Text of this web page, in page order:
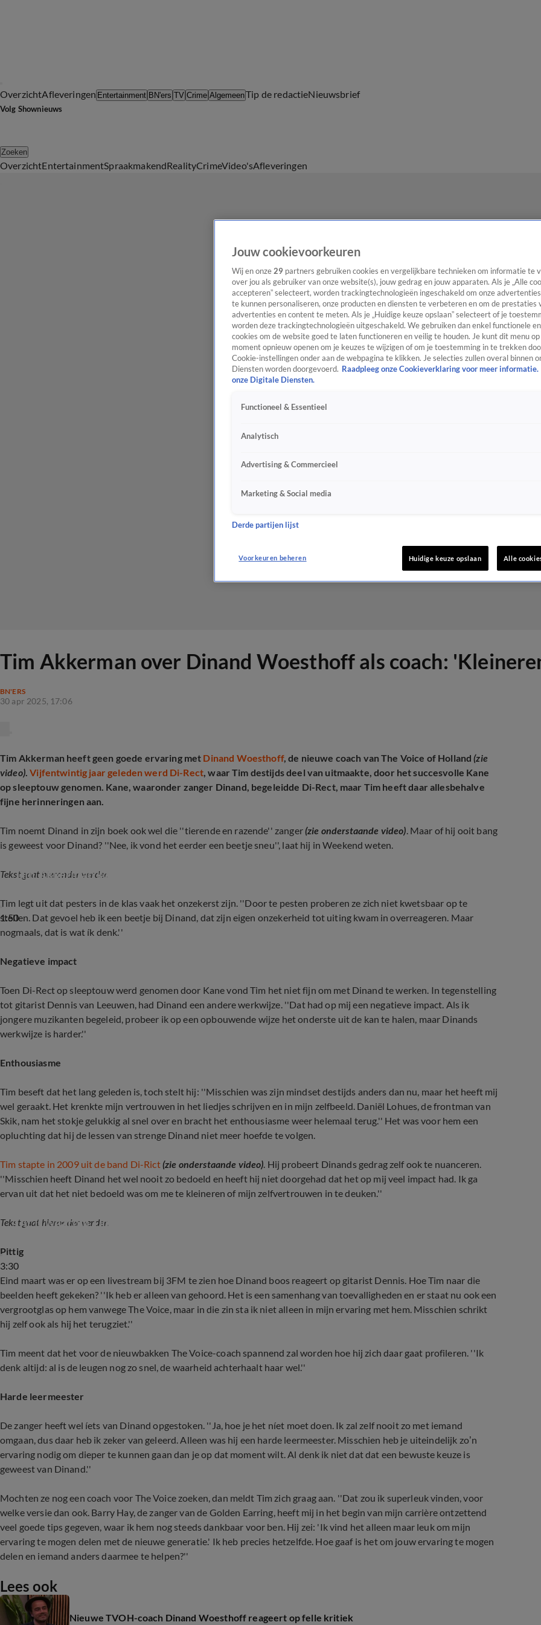
OverzichtAfleveringen Entertainment BN'ers TV Crime AlgemeenTip de redactieNieuwsbrief
Volg Shownieuws
Zoeken
OverzichtEntertainmentSpraakmakendRealityCrimeVideo'sAfleveringen
Tim Akkerman over Dinand Woesthoff als coach:
BN'ERS
30 apr 2025, 17:06
Tim Akkerman heeft geen goede ervaring met Dinand Woesthoff, de nieuwe coach van The Voice of Holland(zie
video).Vijfentwintig jaar geleden werd Di-Rect, waar Tim destijds deel van uitmaakte, door het succesvolle Kane
op sleeptouw genomen. Kane, waaronder zanger Dinand, begeleidde Di-Rect, maar Tim heeft daar allesbehalve
fijne herinneringen aan.
Tim noemt Dinand in zijn boek ook wel die ''tierende en razende'' zanger(zie onderstaande video). Maar of hij ooit bang
is geweest voor Dinand? ''Nee, ik vond het eerder een beetje sneu'', laat hij in Weekend weten.
Tekst gaat hieronder verder.
1:50
Tim Akkerman komt met een biografie
Tim legt uit dat pesters in de klas vaak het onzekerst zijn. ''Door te pesten proberen ze zich niet kwetsbaar op te
stellen. Dat gevoel heb ik een beetje bij Dinand, dat zijn eigen onzekerheid tot uiting kwam in overreageren. Maar
nogmaals, dat is wat ík denk.''
Negatieve impact
Toen Di-Rect op sleeptouw werd genomen door Kane vond Tim het niet fijn om met Dinand te werken. In tegenstelling
tot gitarist Dennis van Leeuwen, had Dinand een andere werkwijze. ''Dat had op mij een negatieve impact. Als ik
jongere muzikanten begeleid, probeer ik op een opbouwende wijze het onderste uit de kan te halen, maar Dinands
werkwijze is harder.''
Enthousiasme
Tim beseft dat het lang geleden is, toch stelt hij: ''Misschien was zijn mindset destijds anders dan nu, maar het heeft mij
wel geraakt. Het krenkte mijn vertrouwen in het liedjes schrijven en in mijn zelfbeeld. Daniël Lohues, de frontman van
Skik, nam het stokje gelukkig al snel over en bracht het enthousiasme weer helemaal terug.'' Het was voor hem een
opluchting dat hij de lessen van strenge Dinand niet meer hoefde te volgen.
Tim stapte in 2009 uit de band Di-Rict(zie onderstaande video). Hij probeert Dinands gedrag zelf ook te nuanceren.
''Misschien heeft Dinand het wel nooit zo bedoeld en heeft hij niet doorgehad dat het op mij veel impact had. Ik ga
ervan uit dat het niet bedoeld was om me te kleineren of mijn zelfvertrouwen in te deuken.''
Tekst gaat hieronder verder.
3:30
Dit is waarom Tim Akkerman wegging bij Di-rect
Pittig
Eind maart was er op een livestream bij 3FM te zien hoe Dinand boos reageert op gitarist Dennis. Hoe Tim naar die
beelden heeft gekeken? ''Ik heb er alleen van gehoord. Het is een samenhang van toevalligheden en er staat nu ook een
vergrootglas op hem vanwege The Voice, maar in die zin sta ik niet alleen in mijn ervaring met hem. Misschien schrikt
hij zelf ook als hij het terugziet.''
Tim meent dat het voor de nieuwbakken The Voice-coach spannend zal worden hoe hij zich daar gaat profileren. ''Ik
denk altijd: al is de leugen nog zo snel, de waarheid achterhaalt haar wel.''
Harde leermeester
De zanger heeft wel íets van Dinand opgestoken. ''Ja, hoe je het níet moet doen. Ik zal zelf nooit zo met iemand
omgaan, dus daar heb ik zeker van geleerd. Alleen was hij een harde leermeester. Misschien heb je uiteindelijk zo’n
ervaring nodig om dieper te kunnen gaan dan je op dat moment wilt. Al denk ik niet dat dat een bewuste keuze is
geweest van Dinand.''
Mochten ze nog een coach voor The Voice zoeken, dan meldt Tim zich graag aan. ''Dat zou ik superleuk vinden, voor
welke versie dan ook. Barry Hay, de zanger van de Golden Earring, heeft mij in het begin van mijn carrière ontzettend
veel goede tips gegeven, waar ik hem nog steeds dankbaar voor ben. Hij zei: 'Ik vind het alleen maar leuk om mijn
ervaring te mogen delen met de nieuwe generatie.' Ik heb precies hetzelfde. Hoe gaaf is het om jouw ervaring te mogen
delen en iemand anders daarmee te helpen?''
Lees ook
Nieuwe TVOH-coach Dinand Woesthoff reageert op felle kritiek
Jouw cookievoorkeuren
Wij en onze 29 partners gebruiken cookies en vergelijkbare technieken om informatie te
over jou als gebruiker van onze website(s), jouw gedrag en jouw apparaten. Als je „Alle
accepteren” selecteert, worden trackingtechnologieën ingeschakeld om onze
te kunnen personaliseren, onze producten en diensten te verbeteren en om de prestaties
advertenties en content te meten. Als je „Huidige keuze opslaan” selecteert of je
worden deze trackingtechnologieën uitgeschakeld. We gebruiken dan enkel functionele
cookies om de website goed te laten functioneren en veilig te houden. Je kunt dit menu
moment opnieuw openen om je keuzes te wijzigen of om je toestemming in te trekken
Cookie-instellingen onder aan de webpagina te klikken. Je selecties zullen overal binnen
Diensten worden doorgevoerd. Raadpleeg onze Cookieverklaring voor meer informatie.
onze Digitale Diensten.
Functioneel & Essentieel
Analytisch
Advertising & Commercieel
Marketing & Social media
Derde partijen lijst
Voorkeuren beheren Huidige keuze opslaan Alle